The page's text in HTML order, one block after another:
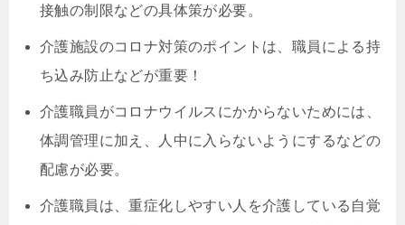
接触の制限などの具体策が必要。
介護施設のコロナ対策のポイントは、職員による持
ち込み防止などが重要！
介護職員がコロナウイルスにかからないためには、
体調管理に加え、人中に入らないようにするなどの
配慮が必要。
介護職員は、重症化しやすい人を介護している自覚